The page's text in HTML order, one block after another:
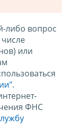
либо вопрос
или
.
ФНС